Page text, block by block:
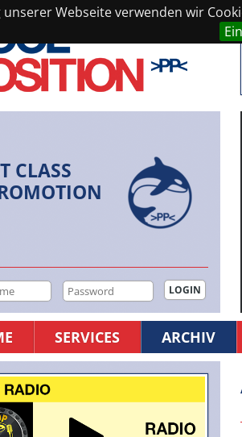
Webseite verwenden wir
CLASS
SERVICES ARCHIV